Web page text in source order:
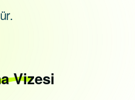
Vizesi